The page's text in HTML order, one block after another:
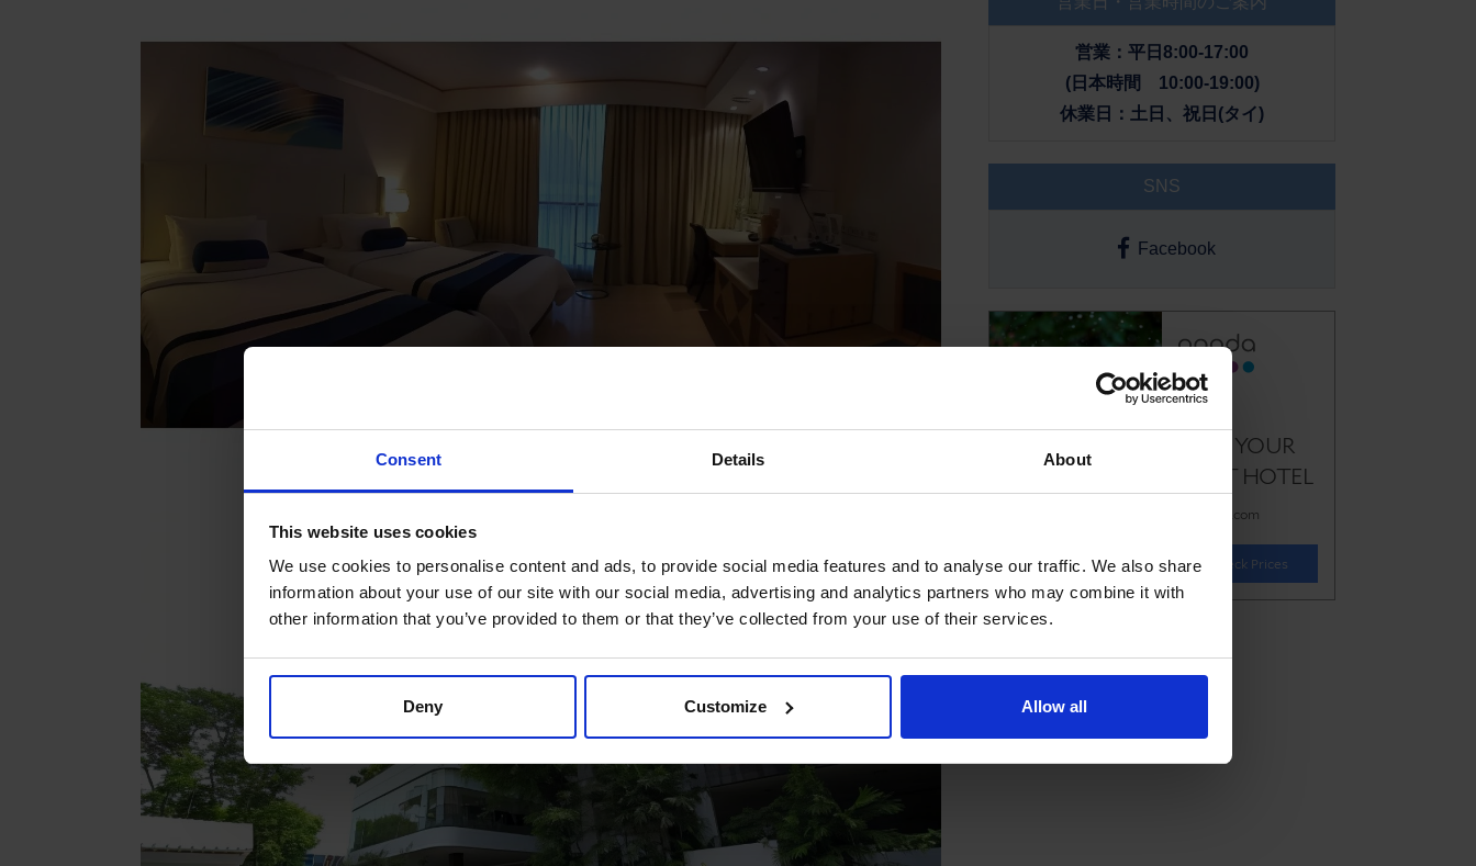
Consent Details About
This website uses cookies
We use cookies to personalise content and ads, to provide social media features and to analyse our traffic. We also share
information about your use of our site with our social media, advertising and analytics partners who may combine it with
other information that you’ve provided to them or that they’ve collected from your use of their services.
Deny Customize Allow all
営業：平日8:00-17:00
(日本時間 10:00-19:00)
休業日：土日、祝日(タイ)
SNS
Facebook